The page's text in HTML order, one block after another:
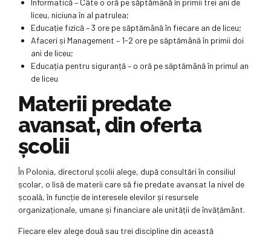
Informatică – Câte o oră pe săptămână în primii trei ani de
liceu, niciuna în al patrulea;
Educație fizică – 3 ore pe săptămână în fiecare an de liceu;
Afaceri și Management – 1-2 ore pe săptămână în primii doi
ani de liceu;
Educația pentru siguranță – o oră pe săptămână în primul an
de liceu
Materii predate
avansat, din oferta
școlii
În Polonia, directorul școlii alege, după consultări în consiliul
școlar, o lisă de materii care să fie predate avansat la nivel de
școală, în funcție de interesele elevilor și resursele
organizaționale, umane și financiare ale unității de învățământ.
Fiecare elev alege două sau trei discipline din această